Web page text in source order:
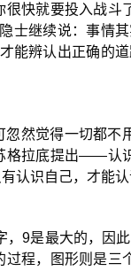
快就要投入战
士继续说：事情
能辨认出正确的
然觉得一切都不
格拉底提出——认
认识自己，才能
，9是最大的，因
程，图形则是三